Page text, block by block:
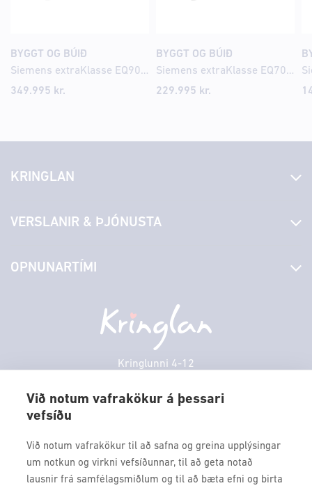
Við notum vafrakökur á þessari
vefsíðu
Við notum vafrakökur til að safna og greina upplýsingar
um notkun og virkni vefsíðunnar, til að geta notað
lausnir frá samfélagsmiðlum og til að bæta efni og birta
BYGGT OG BÚIÐ
Siemens extraKlasse EQ900 iAroma Espresso kaffivél
349.995 kr.
BYGGT OG BÚIÐ
Siemens extraKlasse EQ700 iAroma Espresso kaffivél
229.995 kr.
Kringlunni 4-12
kringlan@kringlan.is
KRINGLAN
Laus störf
Hafðu samband
Persónuverndarstefna
VERSLANIR & ÞJÓNUSTA
Borgarbókasafn
Borgarleikhúsið
Ævintýraland
OPNUNARTÍMI
Föstudagur